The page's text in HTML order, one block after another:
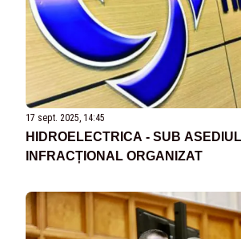
17 sept. 2025, 14:45
HIDROELECTRICA - SUB
INFRACȚIONAL ORGANIZAT